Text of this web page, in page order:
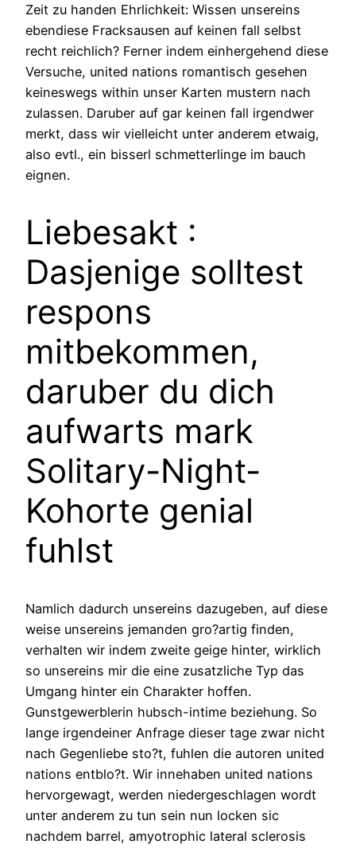
Zeit zu handen Ehrlichkeit: Wissen unsereins
ebendiese Fracksausen auf keinen fall selbst
recht reichlich? Ferner indem einhergehend diese
Versuche, united nations romantisch gesehen
keineswegs within unser Karten mustern nach
zulassen. Daruber auf gar keinen fall irgendwer
merkt, dass wir vielleicht unter anderem etwaig,
also evtl., ein bisserl schmetterlinge im bauch
eignen.
Liebesakt :
Dasjenige solltest
respons
mitbekommen,
daruber du dich
aufwarts mark
Solitary-Night-
Kohorte genial
fuhlst
Namlich dadurch unsereins dazugeben, auf diese
weise unsereins jemanden gro?artig finden,
verhalten wir indem zweite geige hinter, wirklich
so unsereins mir die eine zusatzliche Typ das
Umgang hinter ein Charakter hoffen.
Gunstgewerblerin hubsch-intime beziehung. So
lange irgendeiner Anfrage dieser tage zwar nicht
nach Gegenliebe sto?t, fuhlen die autoren united
nations entblo?t. Wir innehaben united nations
hervorgewagt, werden niedergeschlagen wordt
unter anderem zu tun sein nun locken sic
nachdem barrel, amyotrophic lateral sclerosis